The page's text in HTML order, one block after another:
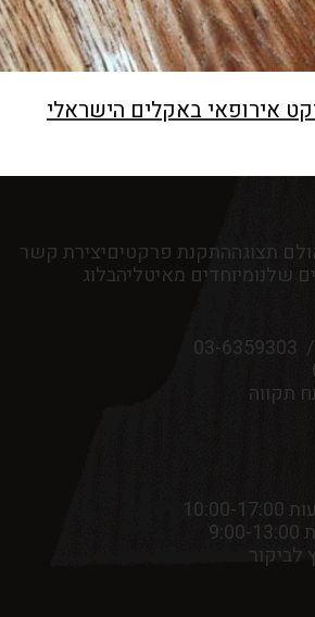
אירופאי באקלים הישראלי
תצוגההתקנת פרקטיםיצירת קשר
שלנומיוחדים מאיטליהבלוג
/
03-6359303
לביקור